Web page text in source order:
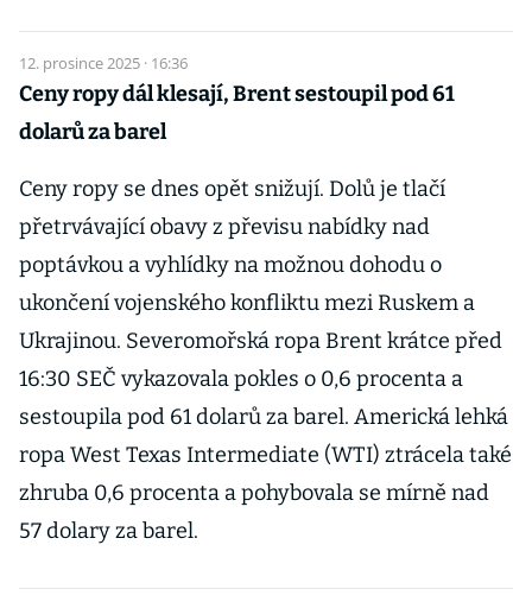
12. prosince 2025 · 16:36
Ceny ropy dál klesají, Brent sestoupil pod 61
dolarů za barel
Ceny ropy se dnes opět snižují. Dolů je tlačí
přetrvávající obavy z převisu nabídky nad
poptávkou a vyhlídky na možnou dohodu o
ukončení vojenského konfliktu mezi Ruskem a
Ukrajinou. Severomořská ropa Brent krátce před
16:30 SEČ vykazovala pokles o 0,6 procenta a
sestoupila pod 61 dolarů za barel. Americká lehká
ropa West Texas Intermediate (WTI) ztrácela také
zhruba 0,6 procenta a pohybovala se mírně nad
57 dolary za barel.